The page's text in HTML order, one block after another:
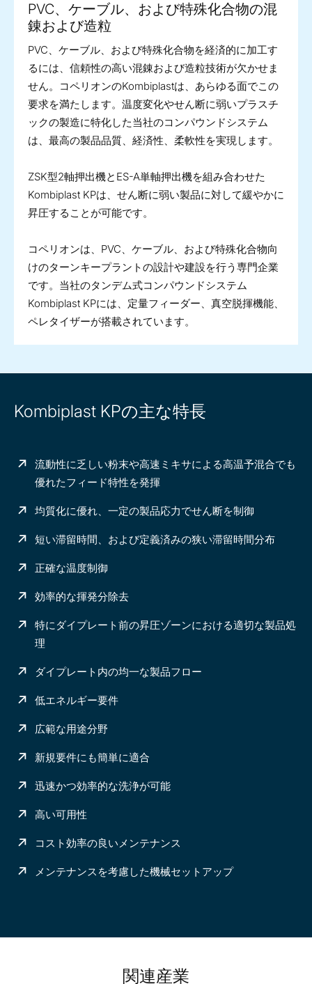
PVC、ケーブル、および特殊化合物の混
錬および造粒
PVC、ケーブル、および特殊化合物を経済的に加工す
るには、信頼性の高い混錬および造粒技術が欠かせま
せん。コペリオンのKombiplastは、あらゆる面でこの
要求を満たします。温度変化やせん断に弱いプラスチ
ックの製造に特化した当社のコンパウンドシステム
は、最高の製品品質、経済性、柔軟性を実現します。
ZSK型2軸押出機とES-A単軸押出機を組み合わせた
Kombiplast KPは、せん断に弱い製品に対して緩やかに
昇圧することが可能です。
コペリオンは、PVC、ケーブル、および特殊化合物向
けのターンキープラントの設計や建設を行う専門企業
です。当社のタンデム式コンパウンドシステム
Kombiplast KPには、定量フィーダー、真空脱揮機能、
ペレタイザーが搭載されています。
Kombiplast KPの主な特長
流動性に乏しい粉末や高速ミキサによる高温予混合でも
優れたフィード特性を発揮
均質化に優れ、一定の製品応力でせん断を制御
短い滞留時間、および定義済みの狭い滞留時間分布
正確な温度制御
効率的な揮発分除去
特にダイプレート前の昇圧ゾーンにおける適切な製品処
理
ダイプレート内の均一な製品フロー
低エネルギー要件
広範な用途分野
新規要件にも簡単に適合
迅速かつ効率的な洗浄が可能
高い可用性
コスト効率の良いメンテナンス
メンテナンスを考慮した機械セットアップ
関連産業